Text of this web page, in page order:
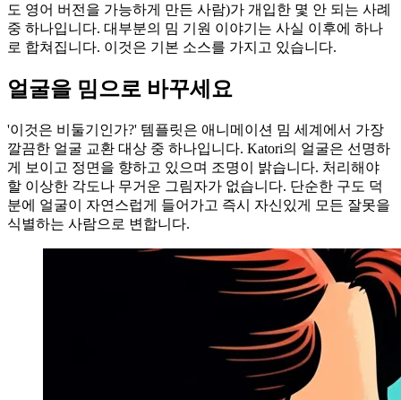
도 영어 버전을 가능하게 만든 사람)가 개입한 몇 안 되는 사례
중 하나입니다. 대부분의 밈 기원 이야기는 사실 이후에 하나
로 합쳐집니다. 이것은 기본 소스를 가지고 있습니다.
얼굴을 밈으로 바꾸세요
'이것은 비둘기인가?' 템플릿은 애니메이션 밈 세계에서 가장
깔끔한 얼굴 교환 대상 중 하나입니다. Katori의 얼굴은 선명하
게 보이고 정면을 향하고 있으며 조명이 밝습니다. 처리해야
할 이상한 각도나 무거운 그림자가 없습니다. 단순한 구도 덕
분에 얼굴이 자연스럽게 들어가고 즉시 자신있게 모든 잘못을
식별하는 사람으로 변합니다.